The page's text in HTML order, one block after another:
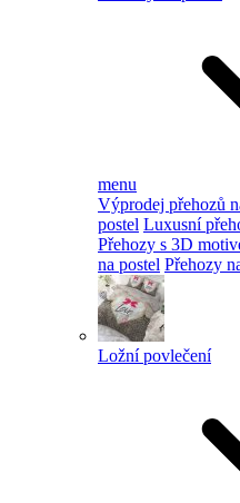
menu
Výprodej přehozů
postel Luxusní
Přehozy s 3D
na postel Přehozy
Ložní povlečení